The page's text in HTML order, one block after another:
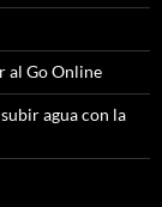
al Go Online
agua con la